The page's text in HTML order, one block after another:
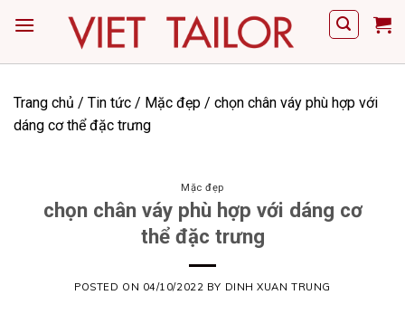
Trang chủ / Tin tức / Mặc đẹp / chọn chân váy phù hợp với
dáng cơ thể đặc trưng
Mặc đẹp
chọn chân váy phù hợp với dáng cơ
thể đặc trưng
POSTED ON 04/10/2022 BY DINH XUAN TRUNG